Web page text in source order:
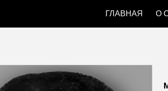
Skip to
ГЛАВНАЯ О